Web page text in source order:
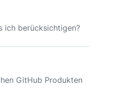
ich berücksichtigen?
GitHub Produkten